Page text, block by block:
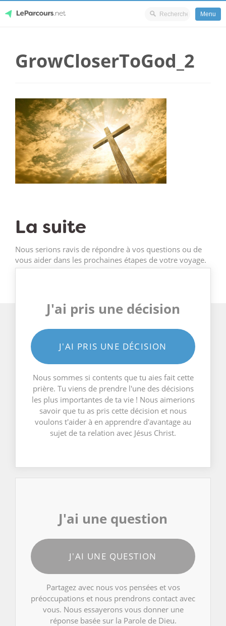
content
Menu
GrowCloserToGod_2
La suite
Nous serions ravis de répondre à vos questions ou de
vous aider dans les prochaines étapes de votre voyage.
J'ai pris une décision
J'AI PRIS UNE DÉCISION
Nous sommes si contents que tu aies fait cette
prière. Tu viens de prendre l'une des décisions
les plus importantes de ta vie ! Nous aimerions
savoir que tu as pris cette décision et nous
voulons t'aider à en apprendre d'avantage au
sujet de ta relation avec Jésus Christ.
J'ai une question
J'AI UNE QUESTION
Partagez avec nous vos pensées et vos
préoccupations et nous prendrons contact avec
vous. Nous essayerons vous donner une
réponse basée sur la Parole de Dieu.